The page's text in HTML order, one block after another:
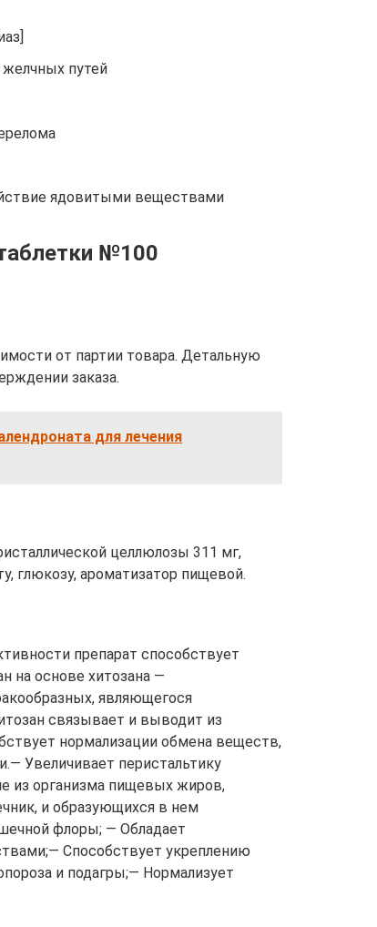
желчных путей
ядовитыми веществами
№100
от партии товара. Детальную
заказа.
для лечения
целлюлозы 311 мг,
глюкозу, ароматизатор пищевой.
препарат способствует
на основе хитозана —
являющегося
связывает и выводит из
нормализации обмена веществ,
Увеличивает перистальтику
из организма пищевых жиров,
и образующихся в нем
флоры; — Обладает
Способствует укреплению
и подагры;— Нормализует